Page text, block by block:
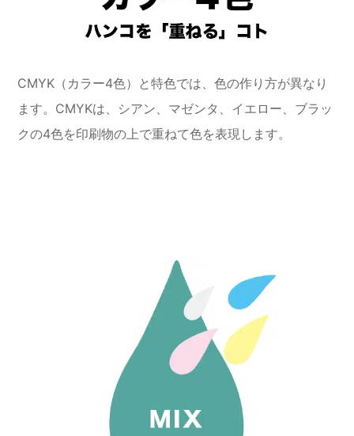
CMYK（カラー4色）と特色では、色の作り方が異なり
ます。CMYKは、シアン、マゼンタ、イエロー、ブラッ
クの4色を印刷物の上で重ねて色を表現します。